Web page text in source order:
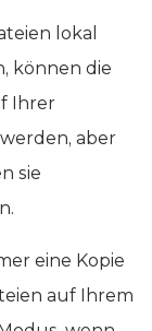
lokal
können die
Ihrer
aber
sie
eine Kopie
auf Ihrem